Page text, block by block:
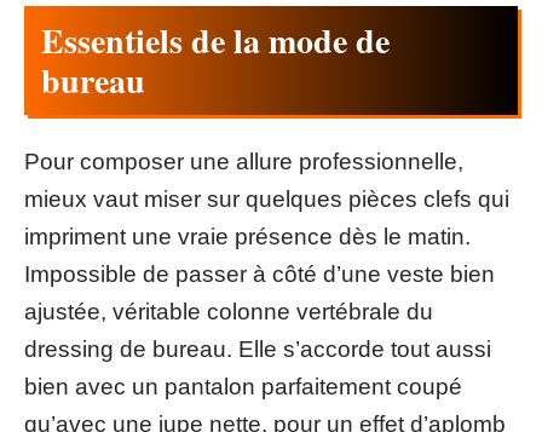
Essentiels de la mode de
bureau
Pour composer une allure professionnelle,
mieux vaut miser sur quelques pièces clefs qui
impriment une vraie présence dès le matin.
Impossible de passer à côté d’une veste bien
ajustée, véritable colonne vertébrale du
dressing de bureau. Elle s’accorde tout aussi
bien avec un pantalon parfaitement coupé
qu’avec une jupe nette, pour un effet d’aplomb